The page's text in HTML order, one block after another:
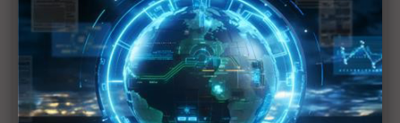
關稅成本將轉嫁消費者 CTA：NB可能漲價68%
監視器市場2025穩健成長 面板小隊各自衝鋒
中美電視市場甦醒 面板價格持穩向上